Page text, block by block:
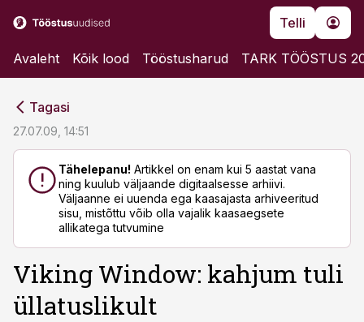
Telli
Avaleht Kõik lood Tööstusharud TARK TÖÖSTUS
Tagasi
27.07.09, 14:51
Tähelepanu! Artikkel on enam kui 5 aastat vana
ning kuulub väljaande digitaalsesse arhiivi.
Väljaanne ei uuenda ega kaasajasta arhiveeritud
sisu, mistõttu võib olla vajalik kaasaegsete
allikatega tutvumine
Viking Window: kahjum tuli
üllatuslikult